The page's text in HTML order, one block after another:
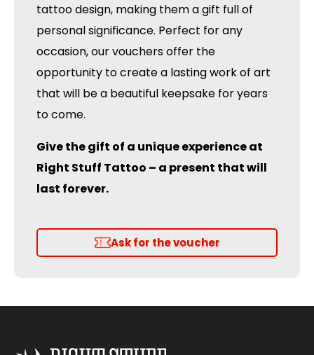
tattoo design, making them a gift full of
personal significance. Perfect for any
occasion, our vouchers offer the
opportunity to create a lasting work of art
that will be a beautiful keepsake for years
to come.
Give the gift of a unique experience at
Right Stuff Tattoo – a present that will
last forever.
Ask for the voucher